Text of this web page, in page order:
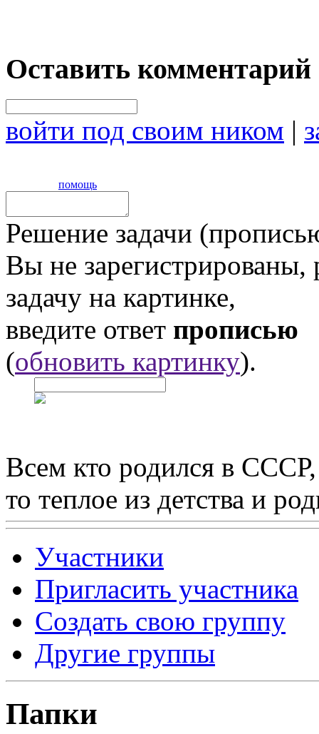
Оставить комментарий
войти под своим ником |
помощь
Решение задачи
Вы не
задачу на картинке,
введите ответ прописью
(обновить картинку).
Всем кто родился в
то теплое из детства и
Участники
Пригласить участника
Создать свою группу
Другие группы
Папки